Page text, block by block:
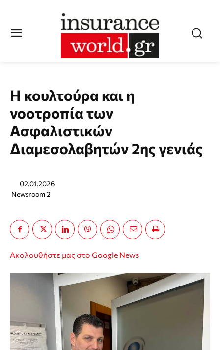
Η κουλτούρα και η
νοοτροπία των
Ασφαλιστικών
Διαμεσολαβητών 2ης γενιάς
02.01.2026
Newsroom 2
Ακολουθήστε μας στο Google News